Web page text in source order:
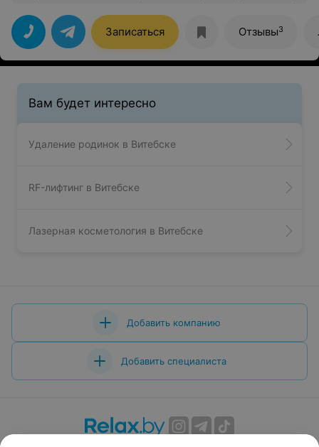
Ольге Михайловне. Хорошая девушка, все мне
рассказала подробно на консультации, дала некоторые
рекомендации.
Записаться Отзывы3
Вам будет интересно
Удаление родинок в Витебске
RF-лифтинг в Витебске
Лазерная косметология в Витебске
Добавить компанию
Добавить специалиста